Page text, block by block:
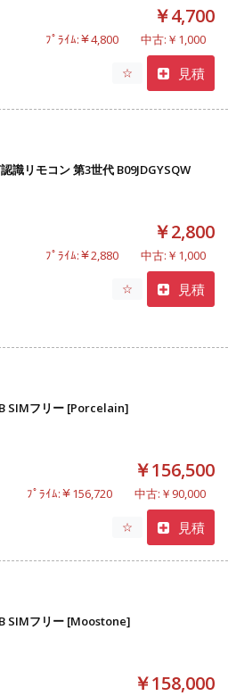
￥4,700
ﾌﾟﾗｲﾑ:￥4,800 中古:￥1,000
☆ 見積
リモコン 第3世代 B09JDGYSQW
￥2,800
ﾌﾟﾗｲﾑ:￥2,880 中古:￥1,000
☆ 見積
SIMフリー [Porcelain]
￥156,500
ﾌﾟﾗｲﾑ:￥156,720 中古:￥90,000
☆ 見積
SIMフリー [Moostone]
￥158,000